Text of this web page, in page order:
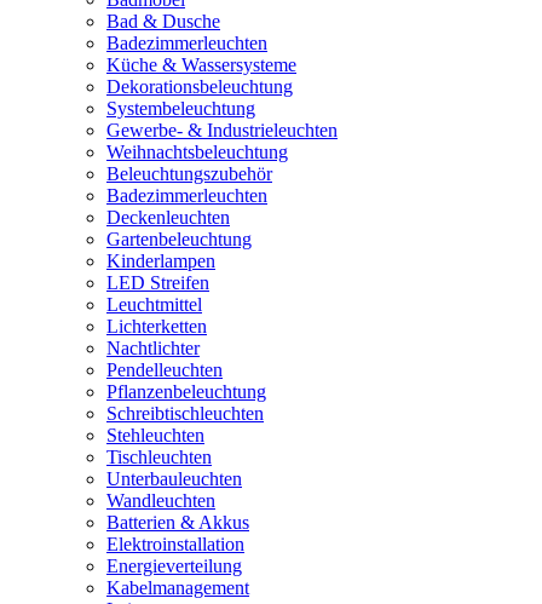
Bad & Dusche
Badezimmerleuchten
Küche & Wassersysteme
Dekorationsbeleuchtung
Systembeleuchtung
Gewerbe- & Industrieleuchten
Weihnachtsbeleuchtung
Beleuchtungszubehör
Badezimmerleuchten
Deckenleuchten
Gartenbeleuchtung
Kinderlampen
LED Streifen
Leuchtmittel
Lichterketten
Nachtlichter
Pendelleuchten
Pflanzenbeleuchtung
Schreibtischleuchten
Stehleuchten
Tischleuchten
Unterbauleuchten
Wandleuchten
Batterien & Akkus
Elektroinstallation
Energieverteilung
Kabelmanagement